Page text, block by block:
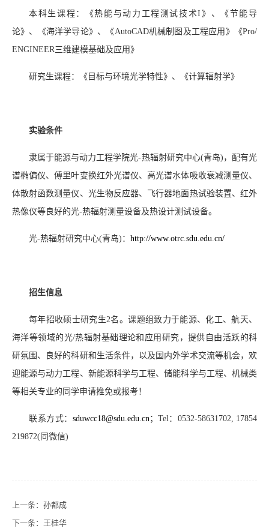
本科生课程：《热能与动力工程测试技术I 》、《节能导
论》、《海洋学导论》、《AutoCAD机械制图及工程应用》《Pro/
ENGINEER三维建模基础及应用》
研究生课程：《目标与环境光学特性》、《计算辐射学》
实验条件
隶属于能源与动力工程学院光-热辐射研究中心(青岛) ，配有光
谱椭偏仪、傅里叶变换红外光谱仪、高光谱水体吸收衰减测量仪、
体散射函数测量仪、光生物反应器、飞行器地面热试验装置、红外
热像仪等良好的光-热辐射测量设备及热设计测试设备。
光-热辐射研究中心(青岛) ： http://www.otrc.sdu.edu.cn/
招生信息
每年招收硕士研究生2名。课题组致力于能源、化工、航天、
海洋等领域的光/热辐射基础理论和应用研究，提供自由活跃的科
研氛围、良好的科研和生活条件，以及国内外学术交流等机会，欢
迎能源与动力工程、新能源科学与工程、储能科学与工程、机械类
等相关专业的同学申请推免或报考！
联系方式： sduwcc18@sdu.edu.cn； Tel： 0532-58631702, 17854
219872( 同微信)
上一条： 孙都成
下一条： 王桂华